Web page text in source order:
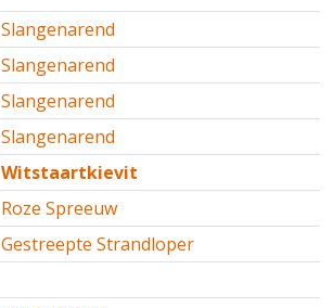
Slangenarend
Slangenarend
Slangenarend
Slangenarend
Witstaartkievit
Roze Spreeuw
Gestreepte Strandloper